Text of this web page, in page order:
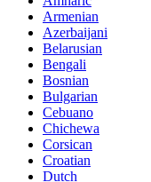
Armenian
Azerbaijani
Belarusian
Bengali
Bosnian
Bulgarian
Cebuano
Chichewa
Corsican
Croatian
Dutch